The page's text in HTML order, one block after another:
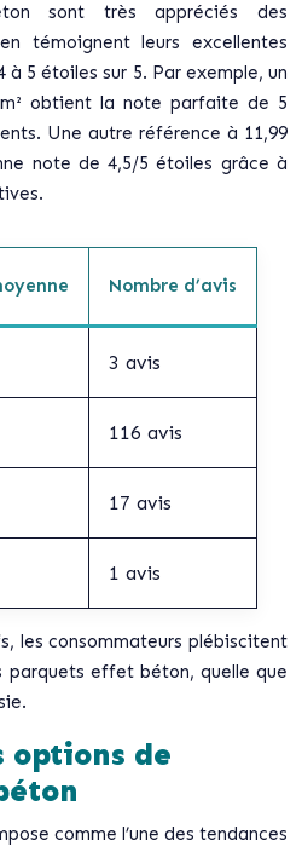
sont très appréciés des
témoignent leurs excellentes
5 étoiles sur 5. Par exemple, un
obtient la note parfaite de 5
Une autre référence à 11,99
note de 4,5/5 étoiles grâce à
Nombre d’avis
3 avis
116 avis
17 avis
1 avis
les consommateurs plébiscitent
parquets effet béton, quelle que
options de
comme l’une des tendances